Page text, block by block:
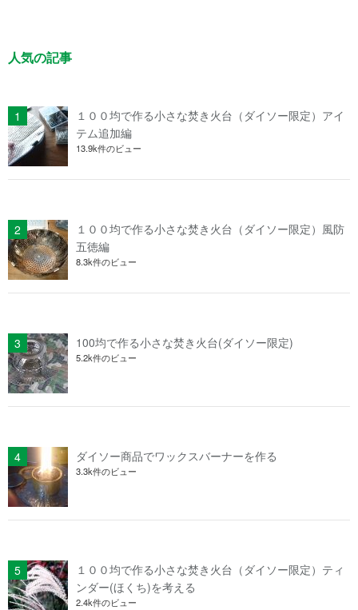
人気の記事
１００均で作る小さな焚き火台（ダイソー限定）アイ
テム追加編
13.9k件のビュー
１００均で作る小さな焚き火台（ダイソー限定）風防
五徳編
8.3k件のビュー
100均で作る小さな焚き火台(ダイソー限定)
5.2k件のビュー
ダイソー商品でワックスバーナーを作る
3.3k件のビュー
１００均で作る小さな焚き火台（ダイソー限定）ティ
ンダー(ほくち)を考える
2.4k件のビュー